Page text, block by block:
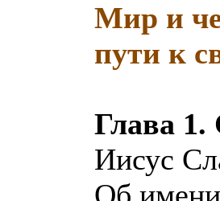
Мир и
пути к
Глава
Иисус